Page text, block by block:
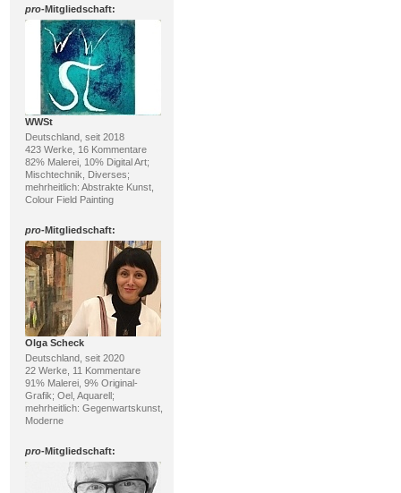
pro-Mitgliedschaft:
WWSt
Deutschland, seit 2018
423 Werke, 16 Kommentare
82% Malerei, 10% Digital Art;
Mischtechnik, Diverses;
mehrheitlich: Abstrakte Kunst,
Colour Field Painting
pro-Mitgliedschaft:
Olga Scheck
Deutschland, seit 2020
22 Werke, 11 Kommentare
91% Malerei, 9% Original-
Grafik; Oel, Aquarell;
mehrheitlich: Gegenwartskunst,
Moderne
pro-Mitgliedschaft: